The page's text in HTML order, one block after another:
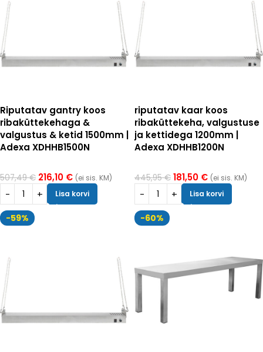
Riputatav gantry koos
ribaküttekehaga &
valgustus & ketid 1500mm |
Adexa XDHHB1500N
507,49€ 216,10 € (ei sis. KM)
Lisa korvi
riputatav kaar koos
ribaküttekeha, valgustuse
ja kettidega 1200mm |
Adexa XDHHB1200N
445,95€ 181,50 € (ei sis. KM)
Lisa korvi
-59% -60%